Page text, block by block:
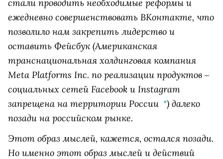
стали проводить необходимые реформы и
ежедневно совершенствовать ВКонтакте, что
позволило нам закрепить лидерство и
оставить Фейсбук (Американская
транснациональная холдинговая компания
Meta Platforms Inc. по реализации продуктов ‒
социальных сетей Facebook и Instagram
запрещена на территории России *) далеко
позади на российском рынке.
Этот образ мыслей, кажется, остался позади.
Но именно этот образ мыслей и действий